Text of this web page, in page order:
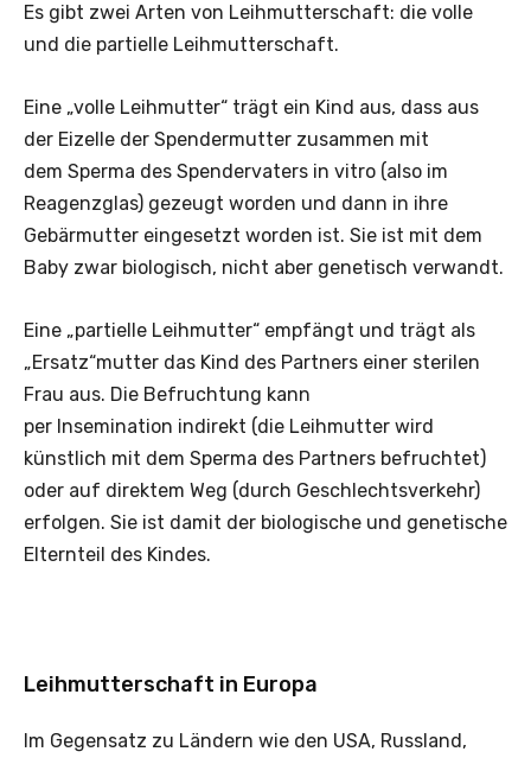
Es gibt zwei Arten von Leihmutterschaft: die volle
und die partielle Leihmutterschaft.
Eine „volle Leihmutter“ trägt ein Kind aus, dass aus
der Eizelle der Spendermutter zusammen mit
dem Sperma des Spendervaters in vitro (also im
Reagenzglas) gezeugt worden und dann in ihre
Gebärmutter eingesetzt worden ist. Sie ist mit dem
Baby zwar biologisch, nicht aber genetisch verwandt.
Eine „partielle Leihmutter“ empfängt und trägt als
„Ersatz“mutter das Kind des Partners einer sterilen
Frau aus. Die Befruchtung kann
per Insemination indirekt (die Leihmutter wird
künstlich mit dem Sperma des Partners befruchtet)
oder auf direktem Weg (durch Geschlechtsverkehr)
erfolgen. Sie ist damit der biologische und genetische
Elternteil des Kindes.
Leihmutterschaft in Europa
Im Gegensatz zu Ländern wie den USA, Russland,